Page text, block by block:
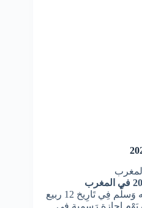
مَولِد اَلنبِي مُحمَّد صَلَّى اَللَّه عليْه وَسلَّم فِي تَارِيخ 12 ربيع
يَوْم إِجازة رَسمِية فِي